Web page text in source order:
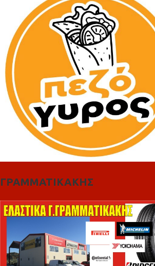
ΓΡΑΜΜΑΤΙΚΑΚΗΣ